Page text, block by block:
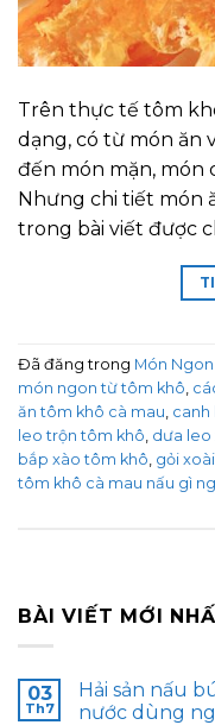
Trên thực tế tôm
dạng, có từ món ăn
đến món mặn, món
Nhưng chi tiết món
trong bài viết được
Đã đăng trong Món Ngon
món ngon từ tôm khô
ăn tôm khô cà mau canh
leo trộn tôm khô dưa leo
bắp xào tôm khô gỏi
tôm khô cà mau nấu gì
BÀI VIẾT MỚI
03
Th7
Hải sản nấu
nước dùng